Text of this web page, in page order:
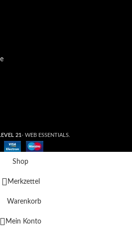
21- WEB ESSENTIALS.
zu suchen
Shop
Merkzettel
Warenkorb
Mein Konto